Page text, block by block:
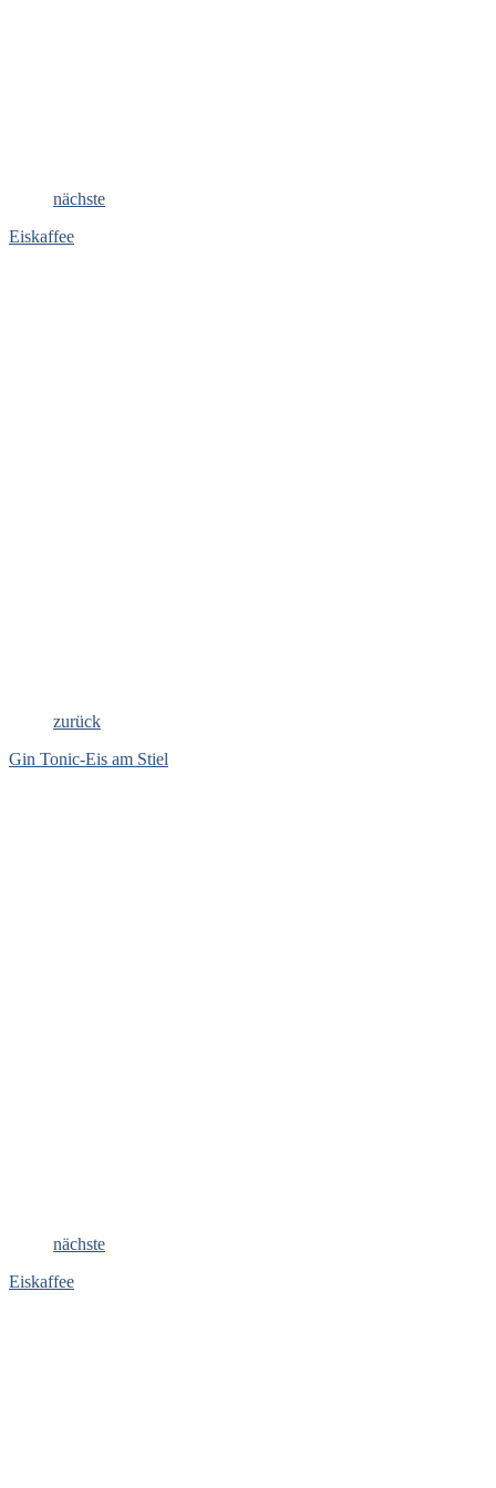
nächste
Eiskaffee
zurück
Gin Tonic-Eis am Stiel
nächste
Eiskaffee